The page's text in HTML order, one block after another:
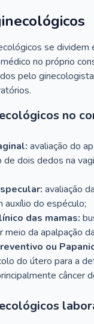
se dividem
no próprio
pelo
no
avaliação do
de dois dedos na
avaliação
auxílio do espéculo;
das mamas:
meio da apalpação
ou
do útero para a
câncer